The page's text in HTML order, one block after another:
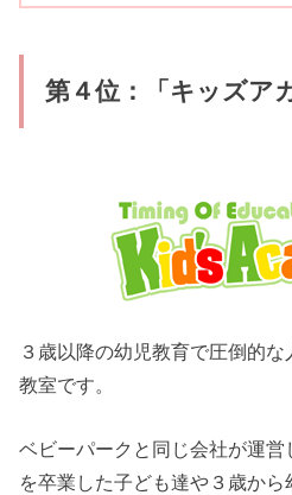
第４位：「キッズア
３歳以降の幼児教育で圧倒的
教室です。
ベビーパークと同じ会社が運営
を卒業した子ども達や３歳か